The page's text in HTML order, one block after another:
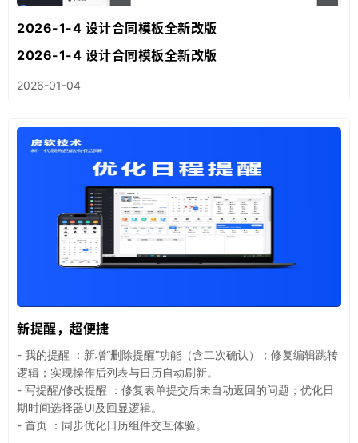
2026-1-4 设计合同模板全新改版
2026-1-4 设计合同模板全新改版
2026-01-04
新提醒，超便捷
- 我的提醒 ：新增“删除提醒”功能（含二次确认）；修复编辑跳转
逻辑；实现操作后列表与日历自动刷新。
- 写提醒/修改提醒 ：修复表单提交后未自动返回的问题；优化日
期时间选择器UI及回显逻辑。
- 首页 ：同步优化日历组件交互体验。